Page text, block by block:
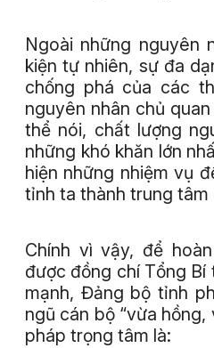
Ngoài những nguyên
kiện tự nhiên, sự đa
chống phá của các
nguyên nhân chủ
thể nói, chất lượng
những khó khăn lớn
hiện những nhiệm vụ
tỉnh ta thành trung
Chính vì vậy, để
được đồng chí Tổng
mạnh, Đảng bộ tỉnh
ngũ cán bộ “vừa
pháp trọng tâm là: